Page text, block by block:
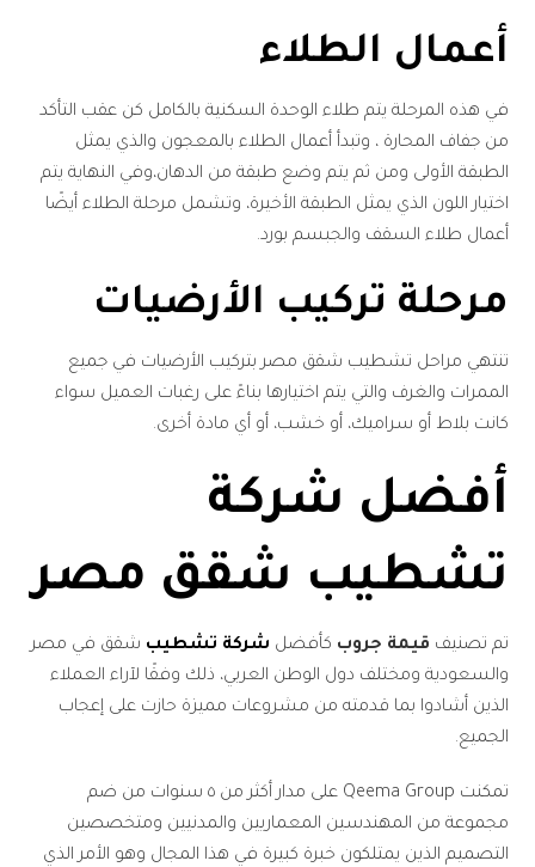
أعمال الطلاء
في هذه المرحلة يتم طلاء الوحدة السكنية بالكامل كن عقب التأكد
من جفاف المحارة ، وتبدأ أعمال الطلاء بالمعجون والذي يمثل
الطبقة الأولى ومن ثم يتم وضع طبقة من الدهان،وفي النهاية يتم
اختيار اللون الذي يمثل الطبقة الأخيرة، وتشمل مرحلة الطلاء أيضًا
أعمال طلاء السقف والجبسم بورد.
مرحلة تركيب الأرضيات
تنتهي مراحل تشطيب شقق مصر بتركيب الأرضيات في جميع
الممرات والغرف والتي يتم اختيارها بناءً على رغبات العميل سواء
كانت بلاط أو سراميك، أو خشب، أو أي مادة أخرى.
أفضل شركة
تشطيب شقق مصر
تم تصنيف قيمة جروب كأفضل شركة تشطيب شقق في مصر
والسعودية ومختلف دول الوطن العربي، ذلك وفقًا لآراء العملاء
الذين أشادوا بما قدمته من مشروعات مميزة حازت على إعجاب
الجميع.
تمكنت Qeema Group على مدار أكثر من ٥ سنوات من ضم
مجموعة من المهندسين المعماريين والمدنيين ومتخصصين
التصميم الذين يمتلكون خبرة كبيرة في هذا المجال وهو الأمر الذي